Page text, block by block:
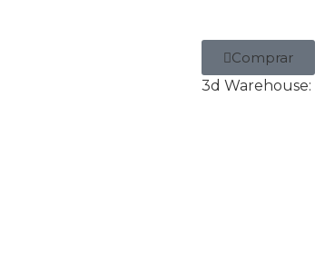
Comprar
3d Warehouse: